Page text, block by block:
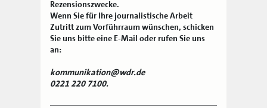
Rezensionszwecke.
Wenn Sie für Ihre journalistische Arbeit
Zutritt zum Vorführraum wünschen, schicken
Sie uns bitte eine E-Mail oder rufen Sie uns
an:
kommunikation@wdr.de
0221 220 7100.